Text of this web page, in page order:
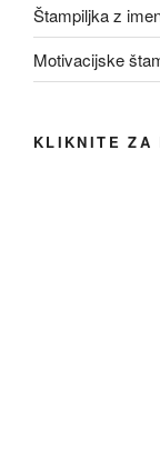
Štampiljka z
Motivacijske
KLIKNITE ZA